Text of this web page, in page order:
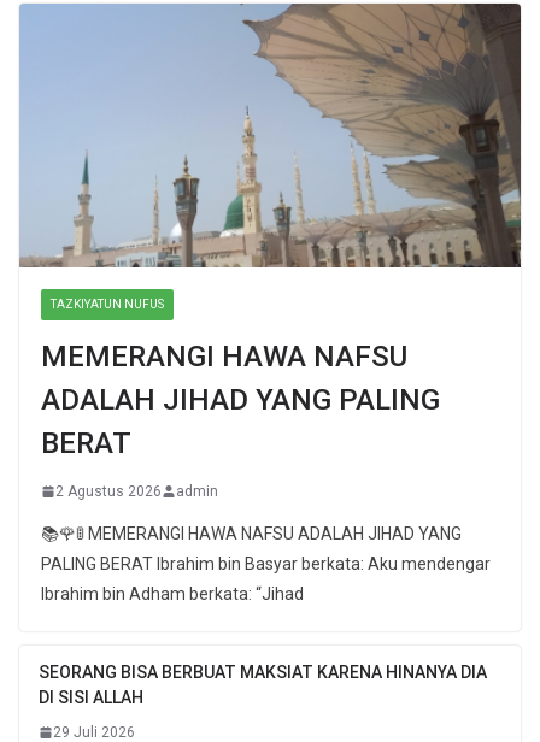
TAZKIYATUN NUFUS
MEMERANGI HAWA NAFSU
ADALAH JIHAD YANG PALING
BERAT
2 Agustus 2026 admin
📚🌹🚦 MEMERANGI HAWA NAFSU ADALAH JIHAD YANG
PALING BERAT Ibrahim bin Basyar berkata: Aku mendengar
Ibrahim bin Adham berkata: “Jihad
SEORANG BISA BERBUAT MAKSIAT KARENA HINANYA DIA
DI SISI ALLAH
29 Juli 2026